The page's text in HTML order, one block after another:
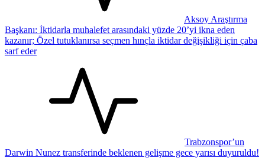
Aksoy Araştırma
Başkanı: İktidarla muhalefet arasındaki yüzde 20’yi ikna eden
kazanır; Özel tutuklanırsa seçmen hınçla iktidar değişikliği için çaba
sarf eder
Trabzonspor’un
Darwin Nunez transferinde beklenen gelişme gece yarısı duyuruldu!